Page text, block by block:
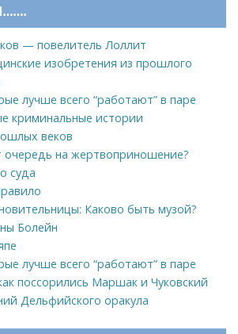
— повелитель Лоллит
изобретения из прошлого
лучше всего “работают” в паре
криминальные истории
веков
очередь на жертвоприношение?
суда
Каково быть музой?
Болейн
лучше всего “работают” в паре
поссорились Маршак и Чуковский
Дельфийского оракула